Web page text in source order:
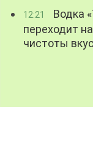
12:21
Водка
переходит
чистоты